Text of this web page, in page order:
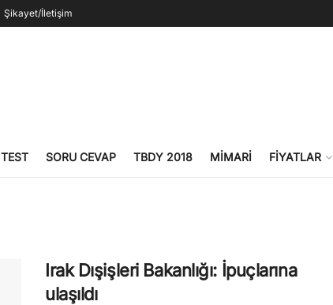
Şikayet/İletişim
TEST SORU CEVAP TBDY 2018 MIMARI FIYATLAR
Irak Dışişleri Bakanlığı: İpuçlarına
ulaşıldı